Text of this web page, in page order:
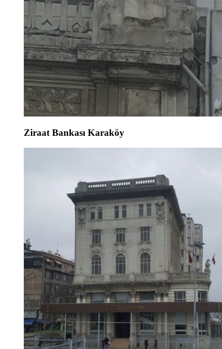
Ziraat Bankası Karaköy